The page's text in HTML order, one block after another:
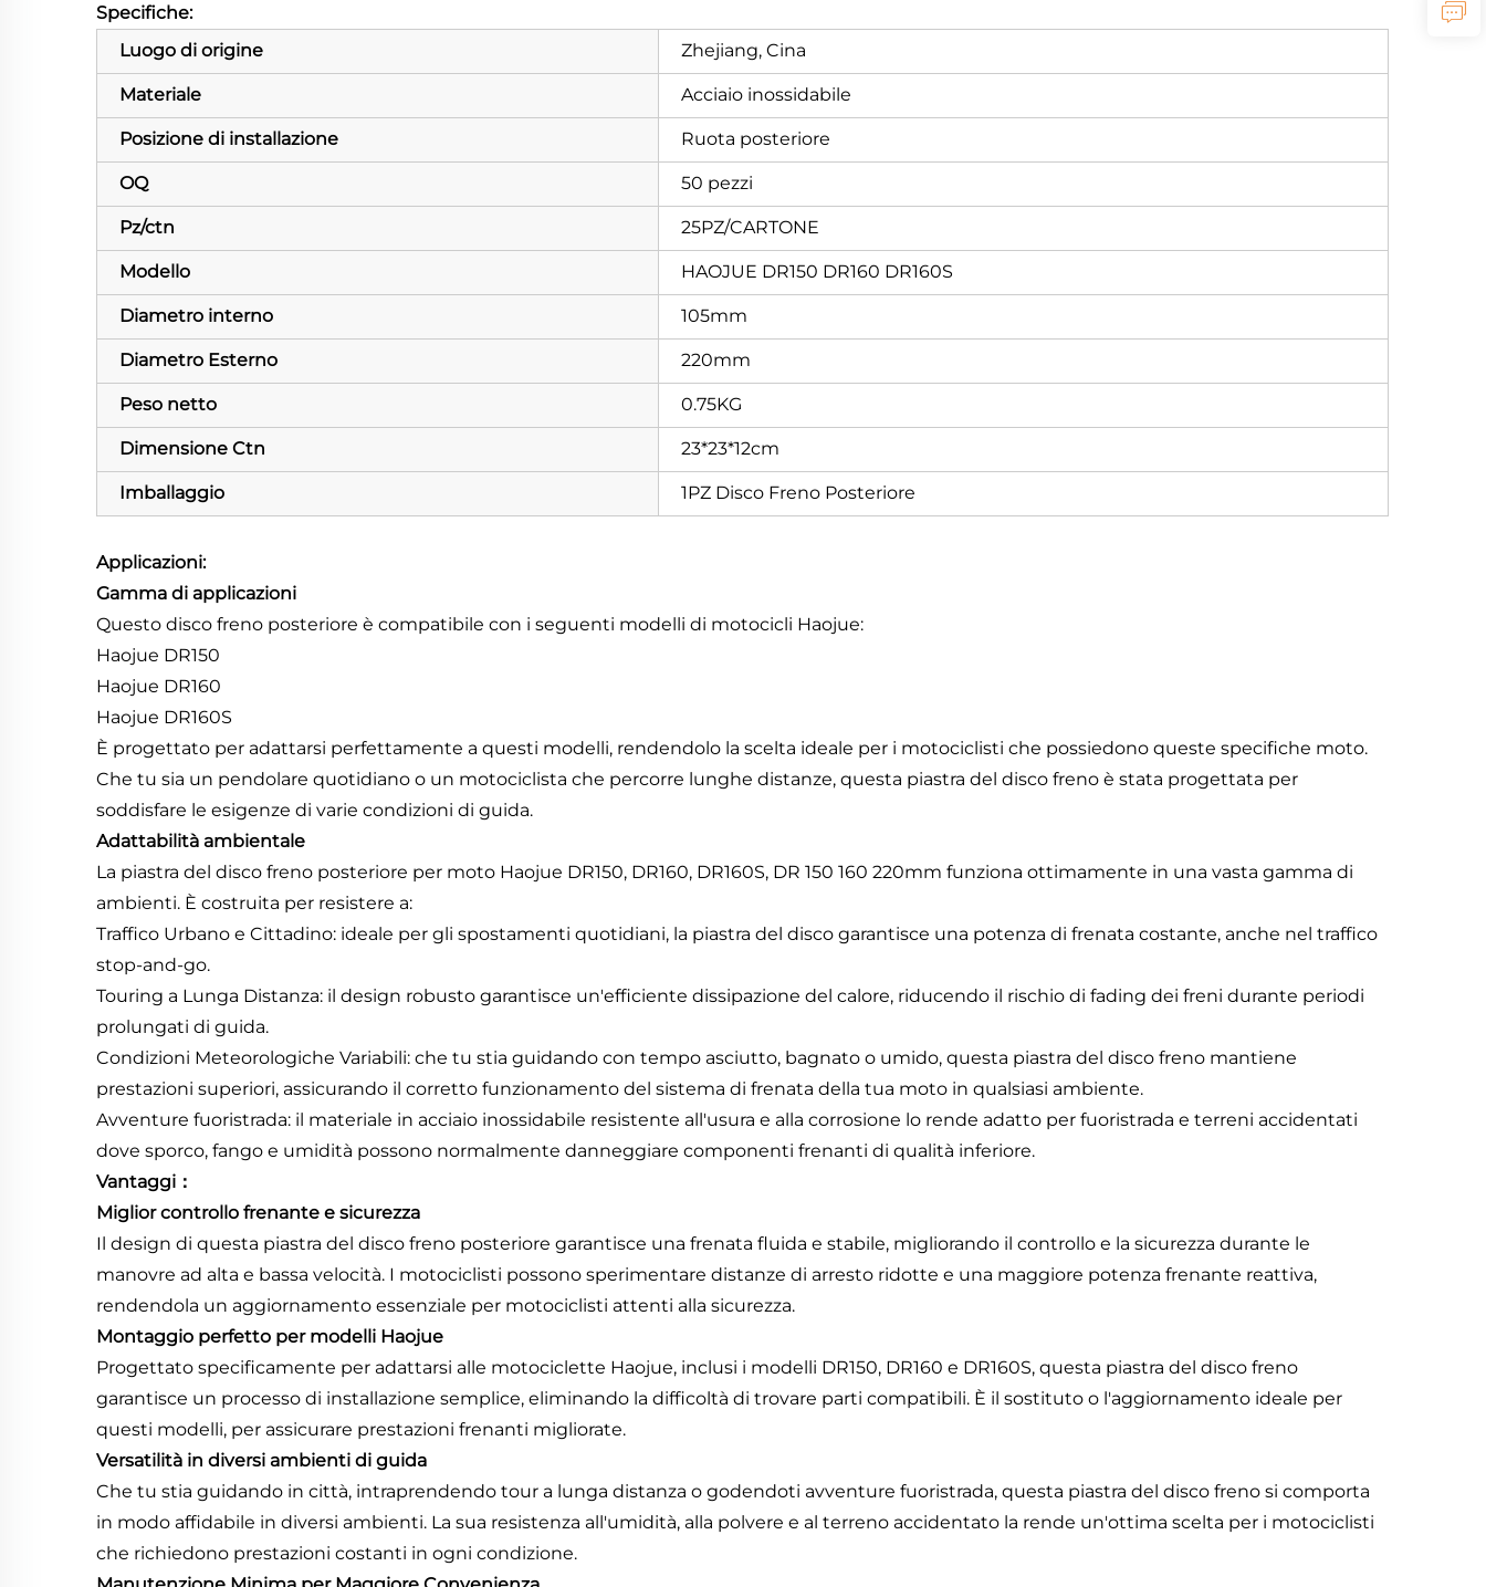
Specifiche:
Luogo di origine
Zhejiang, Cina
Materiale Acciaio inossidabile
Posizione di installazione Ruota posteriore
OQ 50 pezzi
Pz/ctn 25PZ/CARTONE
Modello HAOJUE DR150 DR160 DR160S
Diametro interno 105mm
Diametro Esterno 220mm
Peso netto 0.75KG
Dimensione Ctn 23*23*12cm
Imballaggio 1PZ Disco Freno Posteriore
Applicazioni:
Gamma di applicazioni
Questo disco freno posteriore è compatibile con i seguenti modelli di motocicli Haojue:
Haojue DR150
Haojue DR160
Haojue DR160S
È progettato per adattarsi perfettamente a questi modelli, rendendolo la scelta ideale per i motociclisti che possiedono queste specifiche moto.
Che tu sia un pendolare quotidiano o un motociclista che percorre lunghe distanze, questa piastra del disco freno è stata progettata per
soddisfare le esigenze di varie condizioni di guida.
Adattabilità ambientale
La piastra del disco freno posteriore per moto Haojue DR150, DR160, DR160S, DR 150 160 220mm funziona ottimamente in una vasta gamma di
ambienti. È costruita per resistere a:
Traffico Urbano e Cittadino: ideale per gli spostamenti quotidiani, la piastra del disco garantisce una potenza di frenata costante, anche nel traffico
stop-and-go.
Touring a Lunga Distanza: il design robusto garantisce un'efficiente dissipazione del calore, riducendo il rischio di fading dei freni durante periodi
prolungati di guida.
Condizioni Meteorologiche Variabili: che tu stia guidando con tempo asciutto, bagnato o umido, questa piastra del disco freno mantiene
prestazioni superiori, assicurando il corretto funzionamento del sistema di frenata della tua moto in qualsiasi ambiente.
Avventure fuoristrada: il materiale in acciaio inossidabile resistente all'usura e alla corrosione lo rende adatto per fuoristrada e terreni accidentati
dove sporco, fango e umidità possono normalmente danneggiare componenti frenanti di qualità inferiore.
Vantaggi：
Miglior controllo frenante e sicurezza
Il design di questa piastra del disco freno posteriore garantisce una frenata fluida e stabile, migliorando il controllo e la sicurezza durante le
manovre ad alta e bassa velocità. I motociclisti possono sperimentare distanze di arresto ridotte e una maggiore potenza frenante reattiva,
rendendola un aggiornamento essenziale per motociclisti attenti alla sicurezza.
Montaggio perfetto per modelli Haojue
Progettato specificamente per adattarsi alle motociclette Haojue, inclusi i modelli DR150, DR160 e DR160S, questa piastra del disco freno
garantisce un processo di installazione semplice, eliminando la difficoltà di trovare parti compatibili. È il sostituto o l'aggiornamento ideale per
questi modelli, per assicurare prestazioni frenanti migliorate.
Versatilità in diversi ambienti di guida
Che tu stia guidando in città, intraprendendo tour a lunga distanza o godendoti avventure fuoristrada, questa piastra del disco freno si comporta
in modo affidabile in diversi ambienti. La sua resistenza all'umidità, alla polvere e al terreno accidentato la rende un'ottima scelta per i motociclisti
che richiedono prestazioni costanti in ogni condizione.